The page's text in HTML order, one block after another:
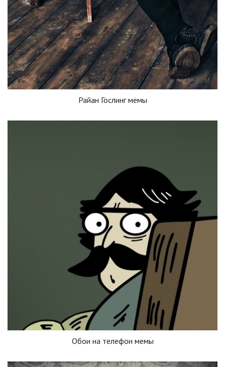
Райан Гослинг мемы
Обои на телефон мемы